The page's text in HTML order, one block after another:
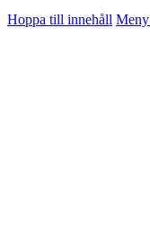
Hoppa till innehåll Meny